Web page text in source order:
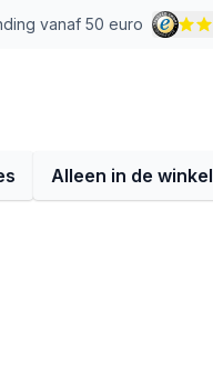
vanaf 50 euro
Alleen in de winkel